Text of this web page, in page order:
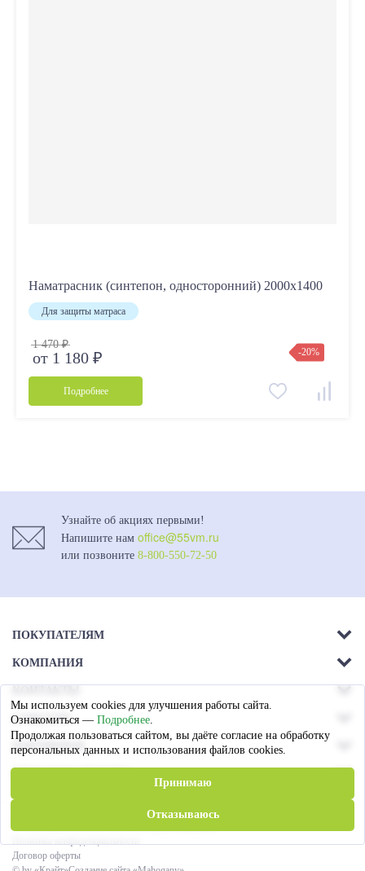
Наматрасник (синтепон, односторонний) 2000х1400
Для защиты матраса
1 470 ₽
от 1 180 ₽ -20%
Подробнее
Узнайте об акциях первыми!
Напишите нам office@55vm.ru
или позвоните 8-800-550-72-50
ПОКУПАТЕЛЯМ
Акции
Доставка
Оплата
КОМПАНИЯ
Магазины
г. Омск.
Ул. 26-я Северная - 13а,
лит А
Пн. — Пт. c 09:00 до 17:00
office@55vm.ru
СОЦСЕТИ
ПАРТНЕРАМ
Договор оферты
Мы используем cookies для улучшения работы сайта.
Ознакомиться — Подробнее.
Продолжая пользоваться сайтом, вы даёте согласие на обработку
персональных данных и использования файлов cookies.
Принимаю
Отказываюсь